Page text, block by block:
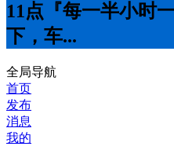
11点『每一半小时
下，车...
全局导航
首页
发布
消息
我的